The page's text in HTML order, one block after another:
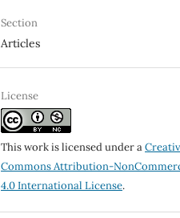
Section
Articles
License
This work is licensed under a
Commons Attribution-
4.0 International License.